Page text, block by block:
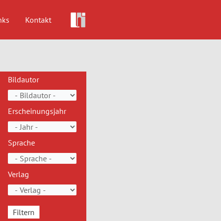
Kontakt
Bildautor
Erscheinungsjahr
Sprache
Verlag